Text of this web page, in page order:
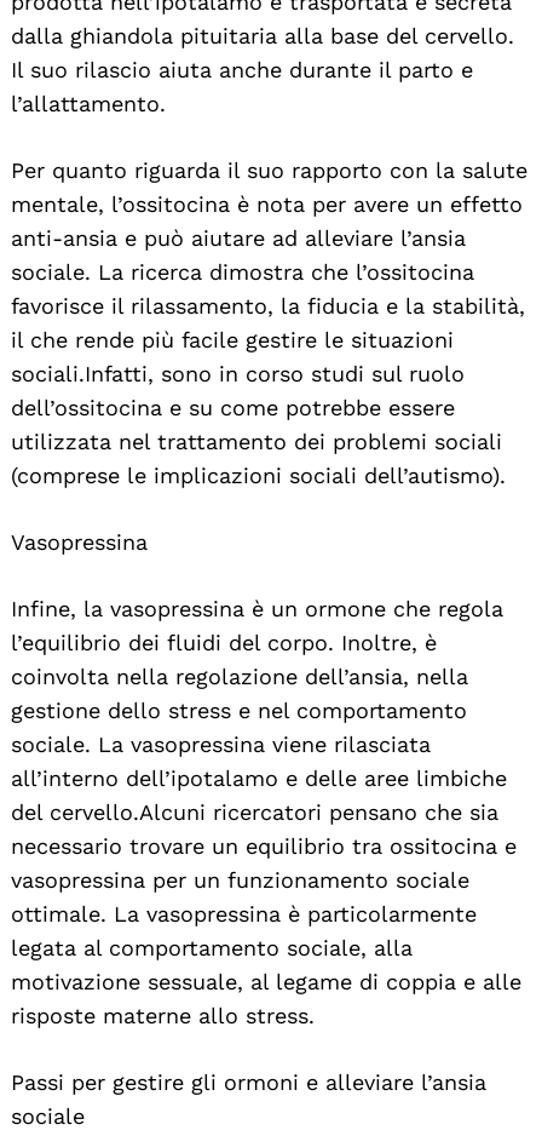
dalla ghiandola pituitaria alla base del cervello.
Il suo rilascio aiuta anche durante il parto e
l’allattamento.
Per quanto riguarda il suo rapporto con la salute
mentale, l’ossitocina è nota per avere un effetto
anti-ansia e può aiutare ad alleviare l’ansia
sociale. La ricerca dimostra che l’ossitocina
favorisce il rilassamento, la fiducia e la stabilità,
il che rende più facile gestire le situazioni
sociali. Infatti, sono in corso studi sul ruolo
dell’ossitocina e su come potrebbe essere
utilizzata nel trattamento dei problemi sociali
(comprese le implicazioni sociali dell’autismo).
Vasopressina
Infine, la vasopressina è un ormone che regola
l’equilibrio dei fluidi del corpo. Inoltre, è
coinvolta nella regolazione dell’ansia, nella
gestione dello stress e nel comportamento
sociale. La vasopressina viene rilasciata
all’interno dell’ipotalamo e delle aree limbiche
del cervello. Alcuni ricercatori pensano che sia
necessario trovare un equilibrio tra ossitocina e
vasopressina per un funzionamento sociale
ottimale. La vasopressina è particolarmente
legata al comportamento sociale, alla
motivazione sessuale, al legame di coppia e alle
risposte materne allo stress.
Passi per gestire gli ormoni e alleviare l’ansia
sociale